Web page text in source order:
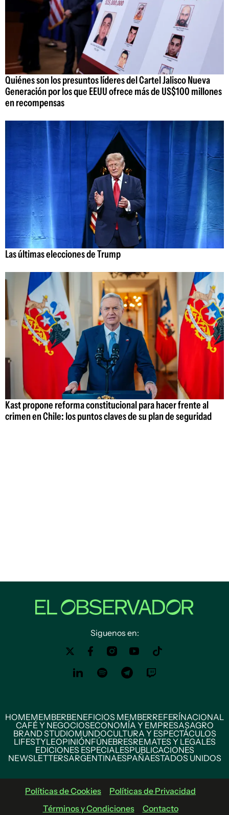
Quiénes son los presuntos líderes del Cartel Jalisco Nueva
Generación por los que EEUU ofrece más de US$100 millones
en recompensas
Las últimas elecciones de Trump
Kast propone reforma constitucional para hacer frente al
crimen en Chile: los puntos claves de su plan de seguridad
Siguenos en:
HOMEMEMBERBENEFICIOS MEMBERREFERÍNACIONAL
CAFÉ Y NEGOCIOSECONOMÍA Y EMPRESASAGRO
BRAND STUDIOMUNDOCULTURA Y ESPECTÁCULOS
LIFESTYLEOPINIÓNFÚNEBRESREMATES Y LEGALES
EDICIONES ESPECIALESPUBLICACIONES
NEWSLETTERSARGENTINAESPAÑAESTADOS UNIDOS
Políticas de Cookies
Políticas de Privacidad
Términos y Condiciones
Contacto